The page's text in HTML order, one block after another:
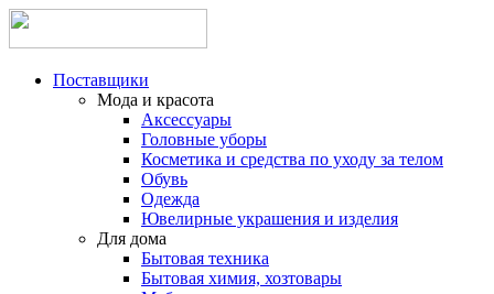
Поставщики
Мода и красота
Аксессуары
Головные уборы
Косметика и средства по уходу за телом
Обувь
Одежда
Ювелирные украшения и изделия
Для дома
Бытовая техника
Бытовая химия, хозтовары